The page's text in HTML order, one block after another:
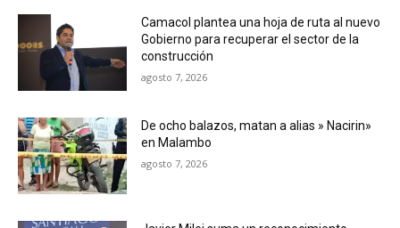
Camacol plantea una hoja de ruta al nuevo
Gobierno para recuperar el sector de la
construcción
agosto 7, 2026
De ocho balazos, matan a alias » Nacirin»
en Malambo
agosto 7, 2026